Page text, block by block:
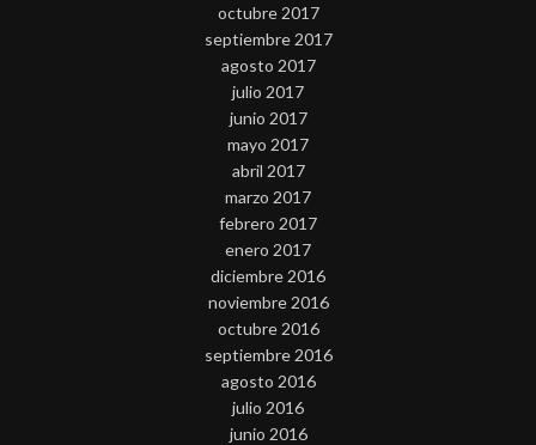
octubre 2017
septiembre 2017
agosto 2017
julio 2017
junio 2017
mayo 2017
abril 2017
marzo 2017
febrero 2017
enero 2017
diciembre 2016
noviembre 2016
octubre 2016
septiembre 2016
agosto 2016
julio 2016
junio 2016